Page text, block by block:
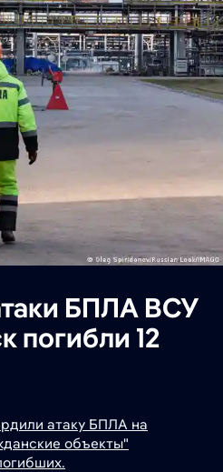
БПЛА ВСУ
погибли 12
атаку БПЛА на
объекты"